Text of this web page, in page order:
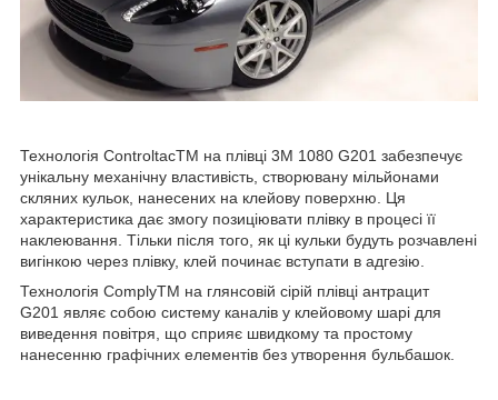
Технологія ControltacTM на плівці 3М 1080 G201 забезпечує
унікальну механічну властивість, створювану мільйонами
скляних кульок, нанесених на клейову поверхню. Ця
характеристика дає змогу позиціювати плівку в процесі її
наклеювання. Тільки після того, як ці кульки будуть розчавлені
вигінкою через плівку, клей починає вступати в адгезію.
Технологія ComplyTM на глянсовій сірій плівці антрацит
G201 являє собою систему каналів у клейовому шарі для
виведення повітря, що сприяє швидкому та простому
нанесенню графічних елементів без утворення бульбашок.